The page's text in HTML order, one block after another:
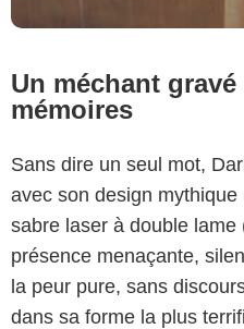
Un méchant
mémoires
Sans dire un seul mot,
avec son design
sabre laser à double lame
présence menaçante,
la peur pure, sans
dans sa forme la plus